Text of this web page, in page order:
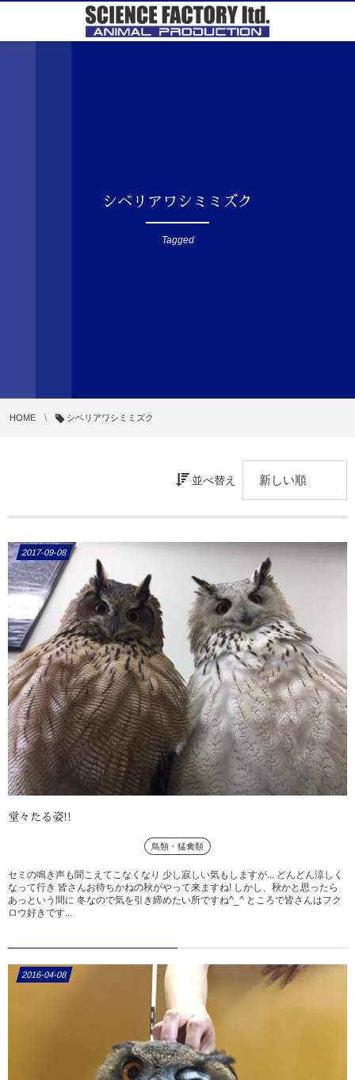
シベリアワシミミズク
Tagged
HOME シベリアワシミミズク
並べ替え
2017-09-08
堂々たる姿!!
鳥類・猛禽類
セミの鳴き声も聞こえてこなくなり 少し寂しい気もしますが... どんどん涼しく
なって行き 皆さんお待ちかねの秋がやって来ますね! しかし、秋かと思ったら
あっという間に 冬なので気を引き締めたい所ですね^_^ ところで皆さんはフク
ロウ好きです...
2016-04-08